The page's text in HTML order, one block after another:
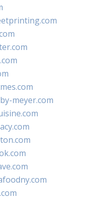
meyer.com